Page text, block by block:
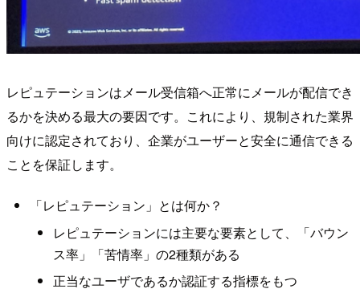
レピュテーションはメール受信箱へ正常にメールが配信でき
るかを決める最大の要因です。これにより、規制された業界
向けに認定されており、企業がユーザーと安全に通信できる
ことを保証します。
「レピュテーション」とは何か？
レピュテーションには主要な要素として、「バウン
ス率」「苦情率」の2種類がある
正当なユーザであるか認証する指標をもつ